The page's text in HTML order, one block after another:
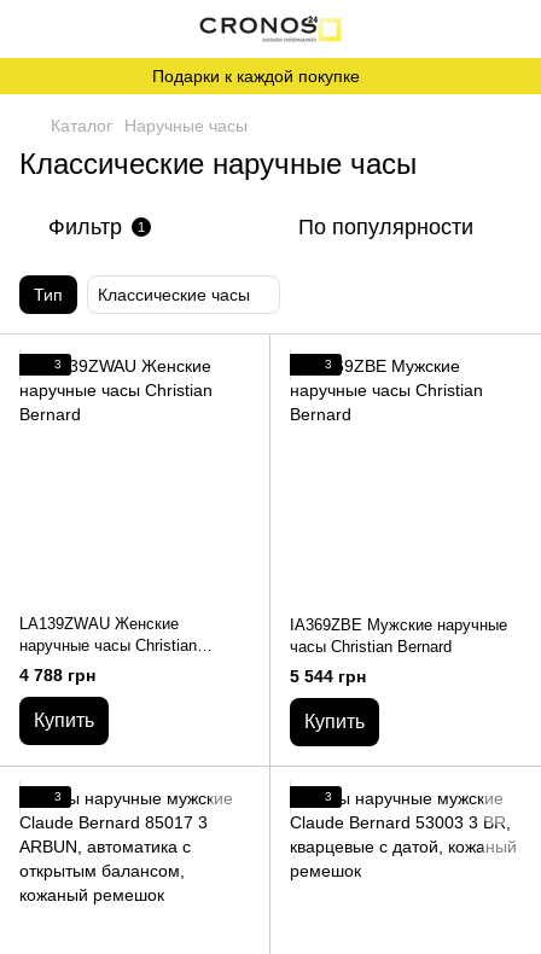
Подарки к каждой покупке
Каталог Наручные часы
Классические наручные часы
Фильтр 1 По популярности
Тип Классические часы
3
LA139ZWAU Женские
наручные часы Christian
Bernard
4 788 грн
Купить
3
IA369ZBE Мужские наручные
часы Christian Bernard
5 544 грн
Купить
3 3